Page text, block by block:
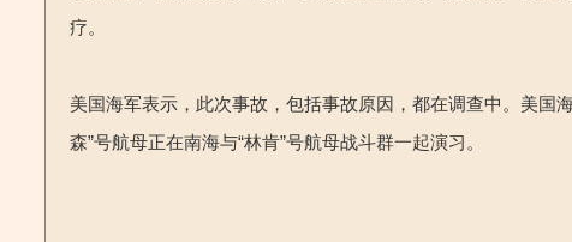
疗。
美国海军表示，此次事故，包括事故原因，都在调查中。美国
森”号航母正在南海与“林肯”号航母战斗群一起演习。